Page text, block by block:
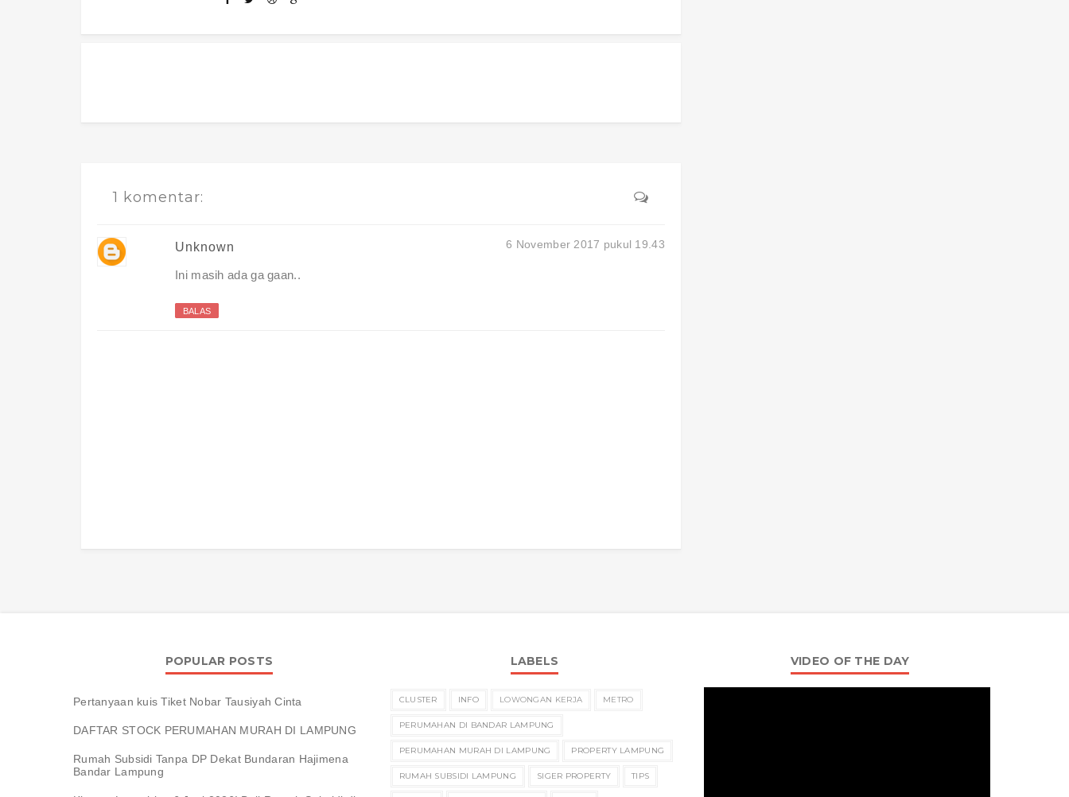
1 komentar:
Unknown 6 November 2017 pukul 19.43
Ini masih ada ga gaan..
BALAS
POPULAR POSTS
Pertanyaan kuis Tiket Nobar Tausiyah Cinta
DAFTAR STOCK PERUMAHAN MURAH DI LAMPUNG
Rumah Subsidi Tanpa DP Dekat Bundaran Hajimena
Bandar Lampung
LABELS
CLUSTER INFO LOWONGAN KERJA METRO
PERUMAHAN DI BANDAR LAMPUNG
PERUMAHAN MURAH DI LAMPUNG PROPERTY LAMPUNG
RUMAH SUBSIDI LAMPUNG SIGER PROPERTY TIPS
VIDEO OF THE DAY